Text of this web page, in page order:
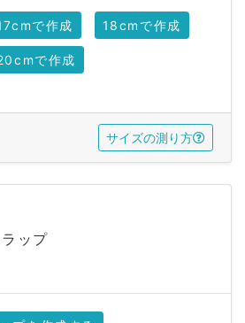
で作成 18cmで作成
で作成
サイズの測り方
ップ